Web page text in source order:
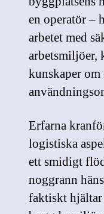
en operatör –
arbetet med
arbetsmiljöer,
kunskaper
Erfarna
logistiska
ett smidigt
noggrann
faktiskt